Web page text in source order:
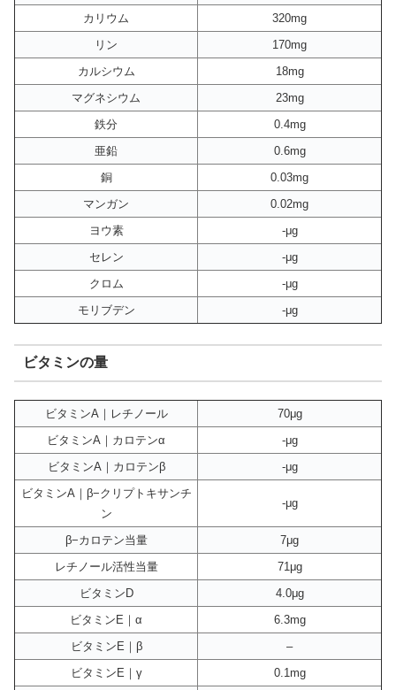
カリウム
320mg
リン
170mg
カルシウム
18mg
マグネシウム
23mg
鉄分
0.4mg
亜鉛
0.6mg
銅
0.03mg
マンガン
0.02mg
ヨウ素
-μg
セレン
-μg
クロム
-μg
モリブデン
-μg
ビタミンの量
ビタミンA｜レチノール
70μg
ビタミンA｜カロテンα
-μg
ビタミンA｜カロテンβ
-μg
ビタミンA｜β−クリプトキサンチ
ン
-μg
β−カロテン当量
7μg
レチノール活性当量
71μg
ビタミンD
4.0μg
ビタミンE｜α
6.3mg
ビタミンE｜β
–
ビタミンE｜γ
0.1mg